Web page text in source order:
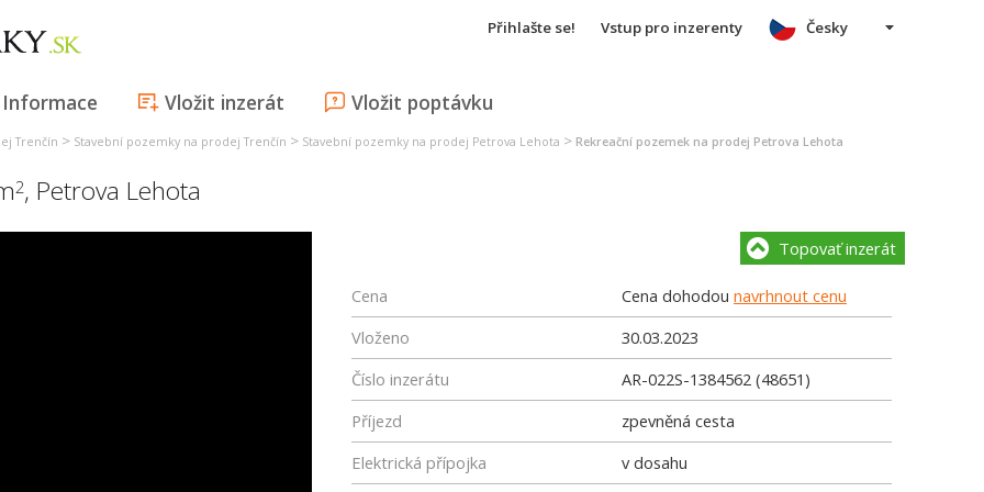
Přihlašte se! Vstup pro inzerenty
Informace Vložit inzerát Vložit poptávku
Česky
Trenčín > Stavební pozemky na prodej Trenčín > Stavební pozemky na prodej Petrova Lehota > Rekreační pozemek na prodej Petrova Lehota
2, Petrova Lehota
Topovať inzerát
Cena Cena dohodou navrhnout cenu
Vloženo
30.03.2023
Číslo inzerátu
AR-022S-1384562 (48651)
Příjezd
zpevněná cesta
Elektrická přípojka
v dosahu